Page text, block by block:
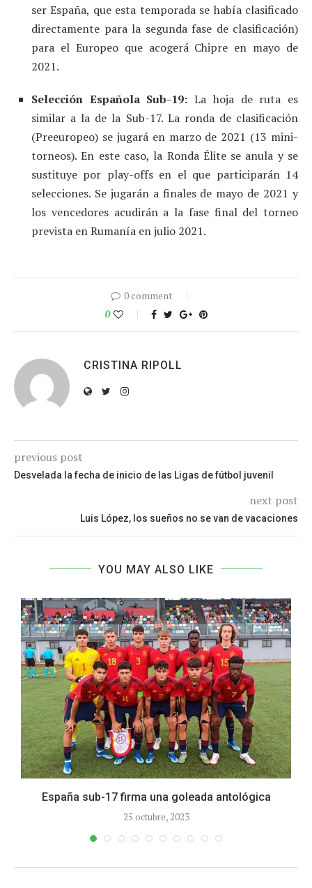
ser España, que esta temporada se había clasificado
directamente para la segunda fase de clasificación)
para el Europeo que acogerá Chipre en mayo de
2021.
Selección Española Sub-19: La hoja de ruta es
similar a la de la Sub-17. La ronda de clasificación
(Preeuropeo) se jugará en marzo de 2021 (13 mini-
torneos). En este caso, la Ronda Élite se anula y se
sustituye por play-offs en el que participarán 14
selecciones. Se jugarán a finales de mayo de 2021 y
los vencedores acudirán a la fase final del torneo
prevista en Rumanía en julio 2021.
0 comment
0
CRISTINA RIPOLL
previous post
Desvelada la fecha de inicio de las Ligas de fútbol juvenil
next post
Luis López, los sueños no se van de vacaciones
YOU MAY ALSO LIKE
España sub-17 firma una goleada antológica
25 octubre, 2023